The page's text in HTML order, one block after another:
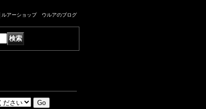
ルアーショップ ウルアのブログ